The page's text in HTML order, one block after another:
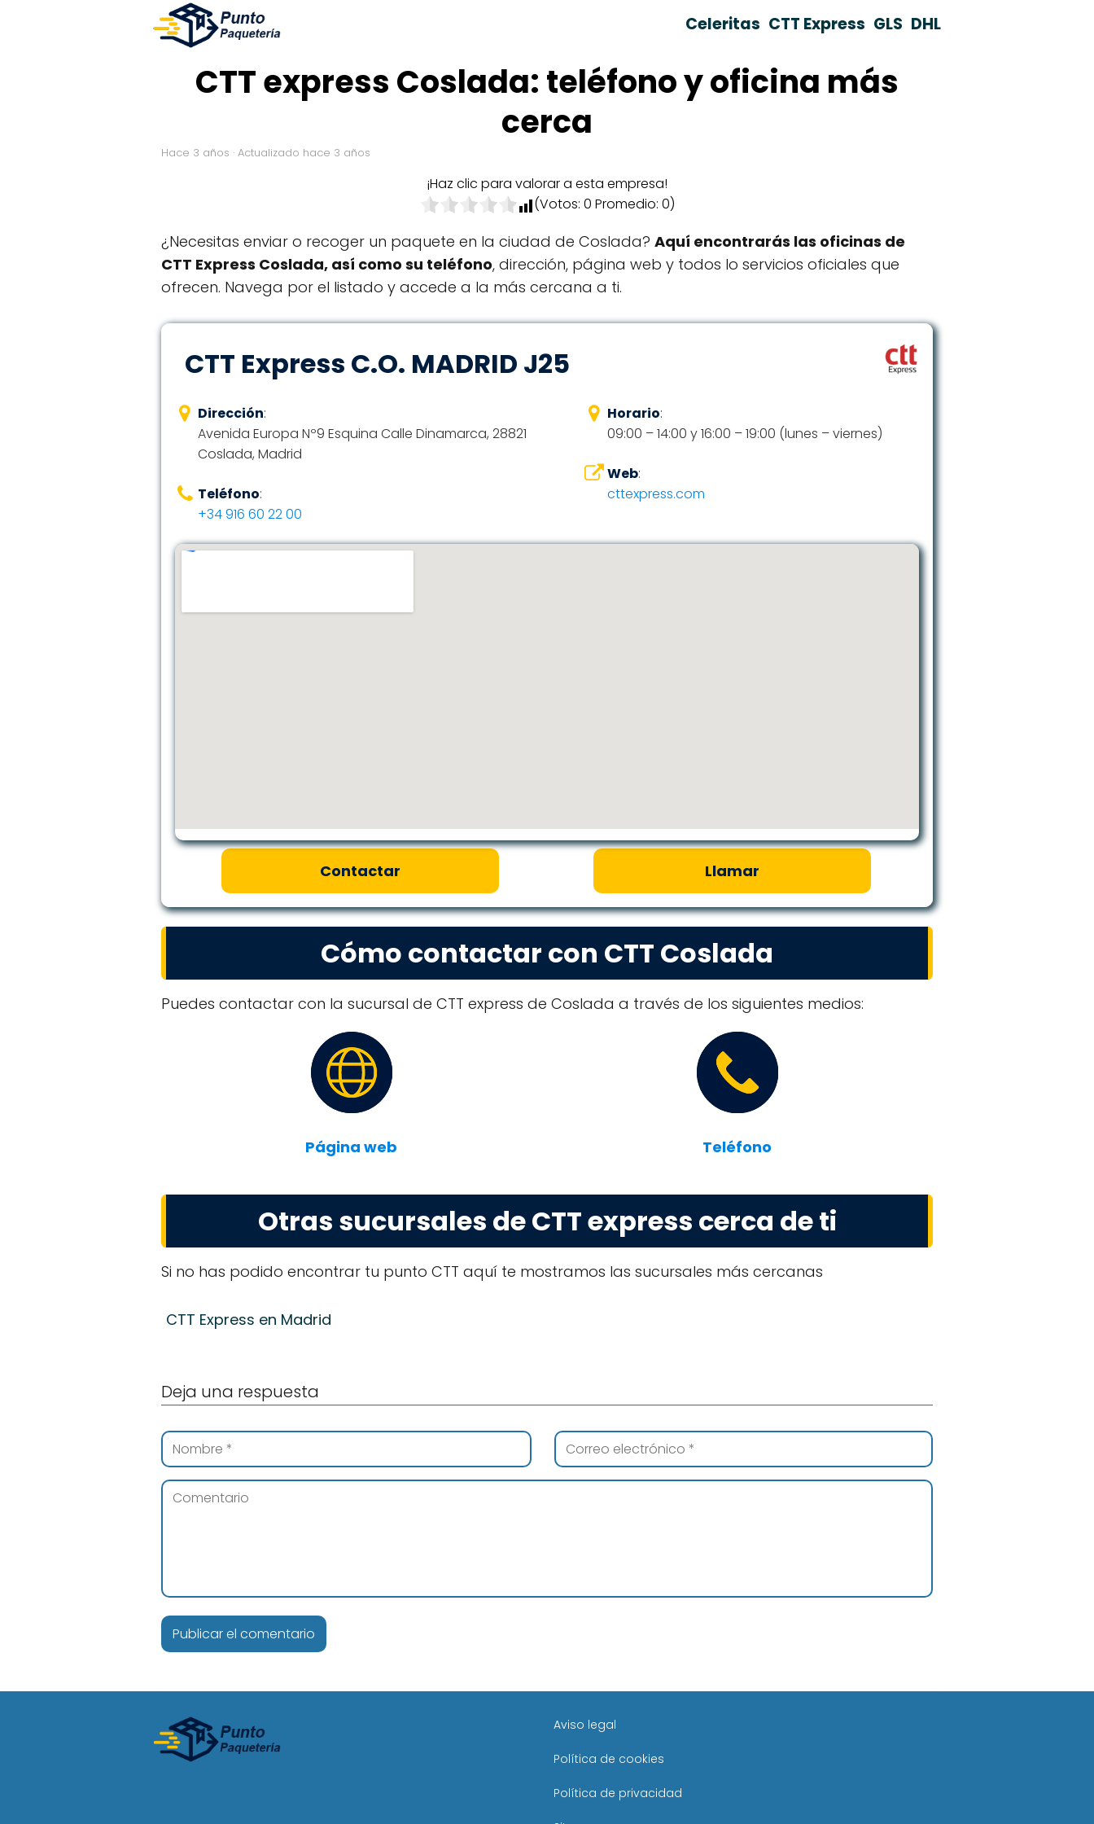
Celeritas CTT Express GLS DHL
CTT express Coslada: teléfono y oficina más
cerca
hace 3 años · Actualizado hace 3 años
¡Haz clic para valorar a esta empresa!
(Votos: 0 Promedio: 0)
¿Necesitas enviar o recoger un paquete en la ciudad de Coslada? Aquí encontrarás las oficinas de
CTT Express Coslada, así como su teléfono, dirección, página web y todos lo servicios oficiales que
ofrecen. Navega por el listado y accede a la más cercana a ti.
CTT Express C.O. MADRID J25
Dirección:
Avenida Europa Nº9 Esquina Calle Dinamarca, 28821
Coslada, Madrid
Teléfono:
+34 916 60 22 00
Horario:
09:00 – 14:00 y 16:00 – 19:00 (lunes – viernes)
Web:
cttexpress.com
Contactar Llamar
Cómo contactar con CTT Coslada
Puedes contactar con la sucursal de CTT express de Coslada a través de los siguientes medios:
Página web Teléfono
Otras sucursales de CTT express cerca de ti
Si no has podido encontrar tu punto CTT aquí te mostramos las sucursales más cercanas
CTT Express en Madrid
Deja una respuesta
Aviso legal
Política de cookies
Política de privacidad